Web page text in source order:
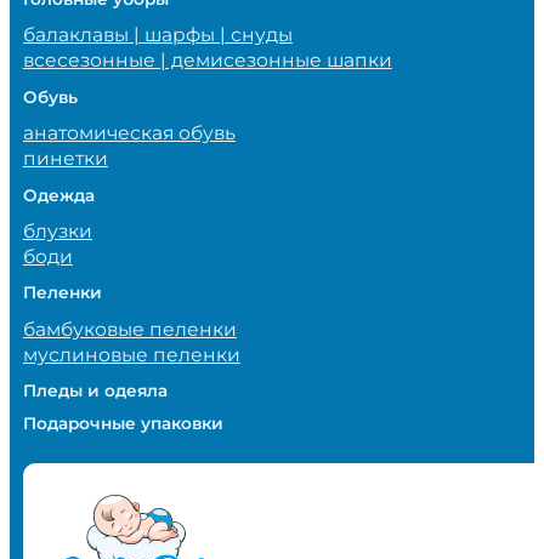
балаклавы | шарфы | снуды
всесезонные | демисезонные шапки
Обувь
анатомическая обувь
пинетки
Одежда
блузки
боди
Пеленки
бамбуковые пеленки
муслиновые пеленки
Пледы и одеяла
Подарочные упаковки